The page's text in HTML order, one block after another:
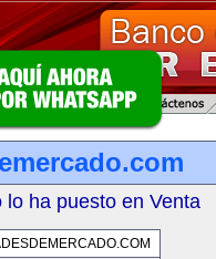
ha puesto en Venta